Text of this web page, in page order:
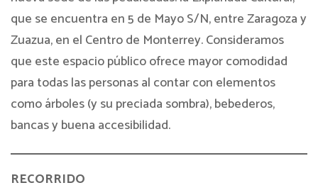
que se encuentra en 5 de Mayo S/N, entre Zaragoza y
Zuazua, en el Centro de Monterrey. Consideramos
que este espacio público ofrece mayor comodidad
para todas las personas al contar con elementos
como árboles (y su preciada sombra), bebederos,
bancas y buena accesibilidad.
RECORRIDO